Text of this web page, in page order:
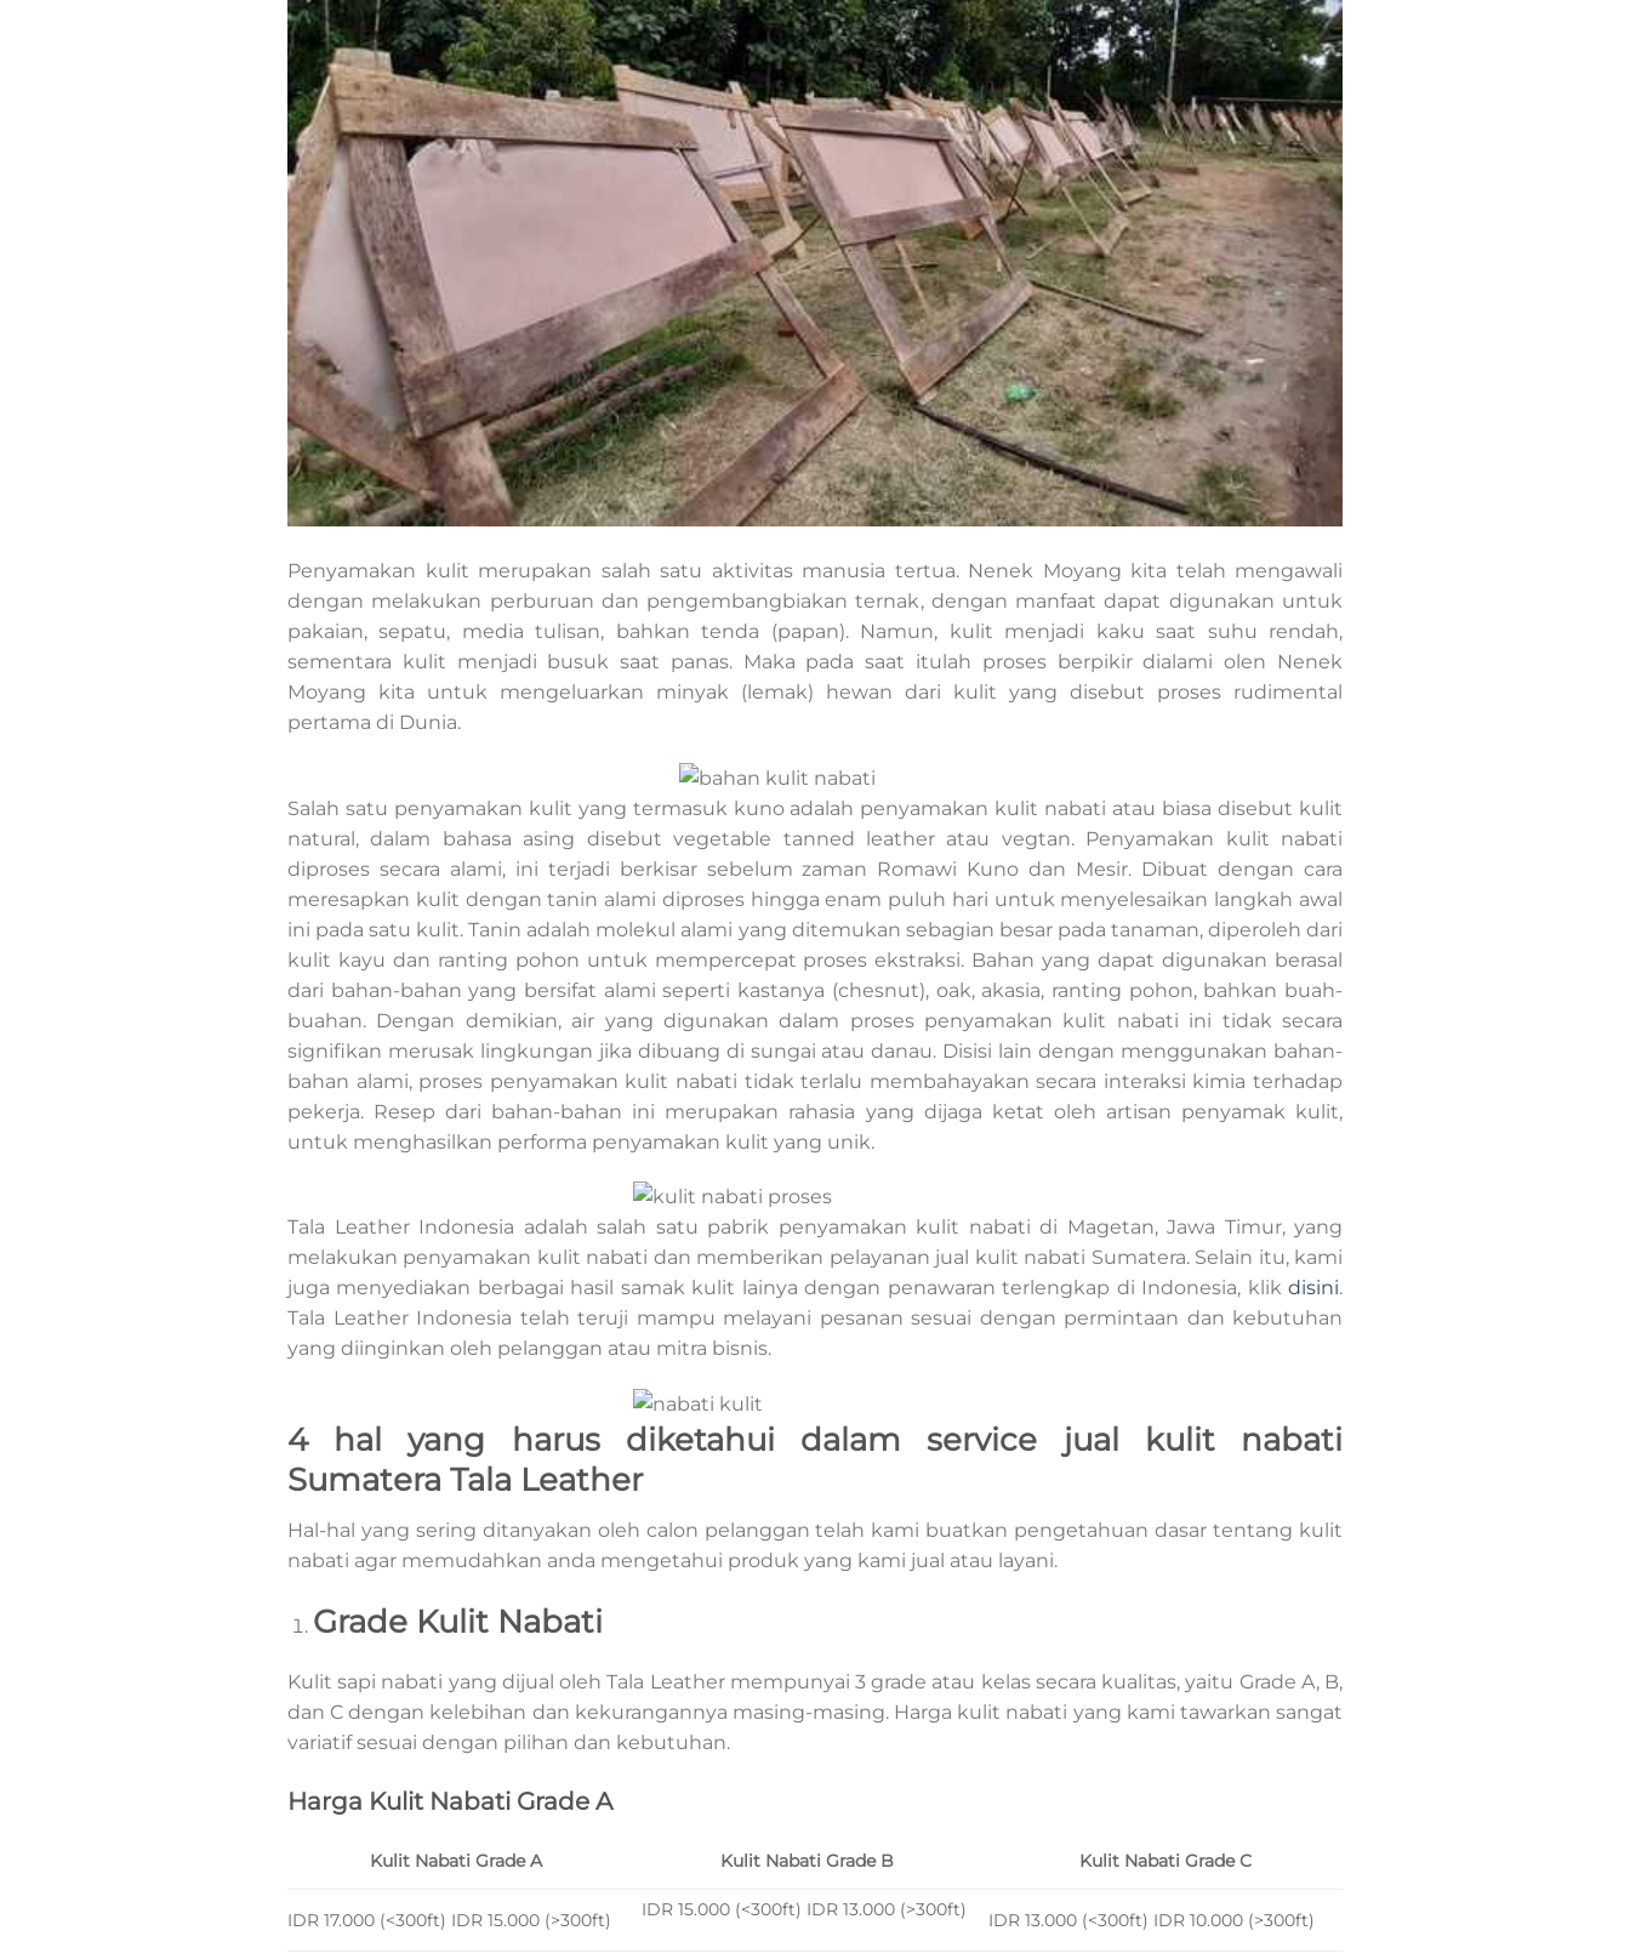
Penyamakan kulit merupakan salah satu aktivitas manusia tertua. Nenek Moyang kita telah mengawali
dengan melakukan perburuan dan pengembangbiakan ternak, dengan manfaat dapat digunakan untuk
pakaian, sepatu, media tulisan, bahkan tenda (papan). Namun, kulit menjadi kaku saat suhu rendah,
sementara kulit menjadi busuk saat panas. Maka pada saat itulah proses berpikir dialami olen Nenek
Moyang kita untuk mengeluarkan minyak (lemak) hewan dari kulit yang disebut proses rudimental
pertama di Dunia.
Salah satu penyamakan kulit yang termasuk kuno adalah penyamakan kulit nabati atau biasa disebut kulit
natural, dalam bahasa asing disebut vegetable tanned leather atau vegtan. Penyamakan kulit nabati
diproses secara alami, ini terjadi berkisar sebelum zaman Romawi Kuno dan Mesir. Dibuat dengan cara
meresapkan kulit dengan tanin alami diproses hingga enam puluh hari untuk menyelesaikan langkah awal
ini pada satu kulit. Tanin adalah molekul alami yang ditemukan sebagian besar pada tanaman, diperoleh dari
kulit kayu dan ranting pohon untuk mempercepat proses ekstraksi. Bahan yang dapat digunakan berasal
dari bahan-bahan yang bersifat alami seperti kastanya (chesnut), oak, akasia, ranting pohon, bahkan buah-
buahan. Dengan demikian, air yang digunakan dalam proses penyamakan kulit nabati ini tidak secara
signifikan merusak lingkungan jika dibuang di sungai atau danau. Disisi lain dengan menggunakan bahan-
bahan alami, proses penyamakan kulit nabati tidak terlalu membahayakan secara interaksi kimia terhadap
pekerja. Resep dari bahan-bahan ini merupakan rahasia yang dijaga ketat oleh artisan penyamak kulit,
untuk menghasilkan performa penyamakan kulit yang unik.
Tala Leather Indonesia adalah salah satu pabrik penyamakan kulit nabati di Magetan, Jawa Timur, yang
melakukan penyamakan kulit nabati dan memberikan pelayanan jual kulit nabati Sumatera. Selain itu, kami
juga menyediakan berbagai hasil samak kulit lainya dengan penawaran terlengkap di Indonesia, klik disini.
Tala Leather Indonesia telah teruji mampu melayani pesanan sesuai dengan permintaan dan kebutuhan
yang diinginkan oleh pelanggan atau mitra bisnis.
4 hal yang harus diketahui dalam service jual kulit nabati
Sumatera Tala Leather
Hal-hal yang sering ditanyakan oleh calon pelanggan telah kami buatkan pengetahuan dasar tentang kulit
nabati agar memudahkan anda mengetahui produk yang kami jual atau layani.
Grade Kulit Nabati
Kulit sapi nabati yang dijual oleh Tala Leather mempunyai 3 grade atau kelas secara kualitas, yaitu Grade A, B,
dan C dengan kelebihan dan kekurangannya masing-masing. Harga kulit nabati yang kami tawarkan sangat
variatif sesuai dengan pilihan dan kebutuhan.
Harga Kulit Nabati Grade A
Kulit Nabati Grade A Kulit Nabati Grade B Kulit Nabati Grade C
IDR 17.000 (<300ft) IDR 15.000 (>300ft) IDR 15.000 (<300ft) IDR 13.000 (>300ft) IDR 13.000 (<300ft) IDR 10.000 (>300ft)